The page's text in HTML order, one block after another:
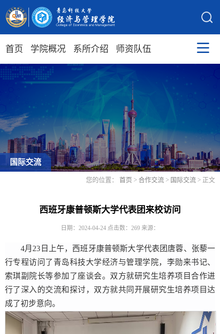
首页 学院概况 系所介绍 师资队伍
国际交流
您的位置： 首页 > 合作交流 > 国际交流 > 正文
西班牙康普顿斯大学代表团来校访问
日期：2024-04-24 点击数： 269 来源：
4月 23 日上午，西班牙康普顿斯大学代表团 唐蓉、张藜一
行专程访问了青岛科技大学经济与管理学院， 李勋来书记、
索琪副院长等参加了座谈会。 双方就研究生培养项目合作进
行了深入的交流和探讨， 双方就共同开展研究生培养项目达
成了初步意向。